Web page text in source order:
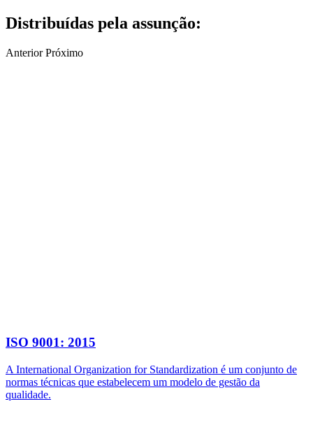
Distribuídas pela assunção:
Anterior Próximo
ISO 9001: 2015
A International Organization for Standardization é um conjunto de
normas técnicas que estabelecem um modelo de gestão da
qualidade.